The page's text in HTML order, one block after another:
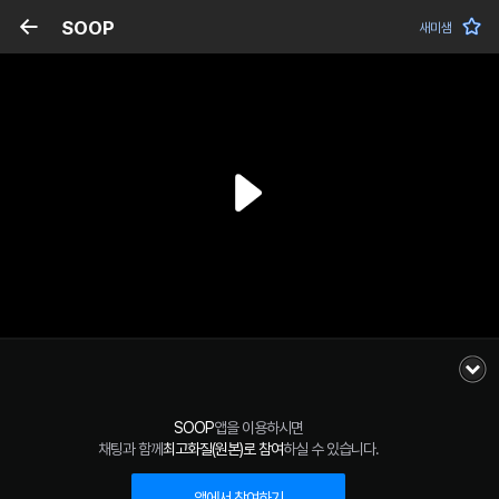
SOOP 새미샘
SOOP앱을 이용하시면
채팅과 함께최고화질(원본)로 참여하실 수 있습니다.